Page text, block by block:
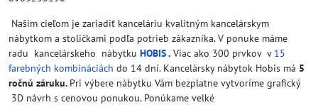
Našim cieľom je zariadiť kanceláriu kvalitným kancelárskym
nábytkom a stoličkami podľa potrieb zákazníka. V ponuke máme
radu kancelárskeho nábytku HOBIS. Viac ako 300 prvkov v 15
farebných kombináciách do 14 dní. Kancelársky nábytok Hobis má 5
ročnú záruku. Pri výbere nábytku Vám bezplatne vytvoríme grafický
3D návrh s cenovou ponukou. Ponúkame velké